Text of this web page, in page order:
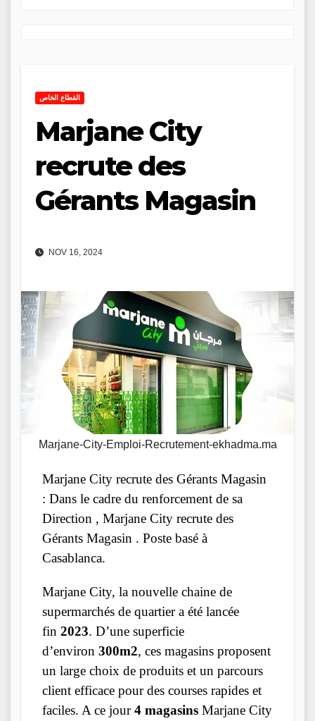
القطاع الخاص
Marjane City
recrute des
Gérants Magasin
NOV 16, 2024
Marjane-City-Emploi-Recrutement-ekhadma.ma
Marjane City recrute des Gérants Magasin
: Dans le cadre du renforcement de sa
Direction , Marjane City recrute des
Gérants Magasin . Poste basé à
Casablanca.
Marjane City, la nouvelle chaine de
supermarchés de quartier a été lancée
fin 2023. D’une superficie
d’environ 300m2, ces magasins proposent
un large choix de produits et un parcours
client efficace pour des courses rapides et
faciles. A ce jour4 magasins Marjane City